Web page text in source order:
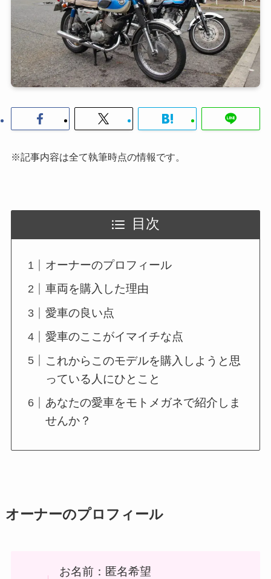
※記事内容は全て執筆時点の情報です。
目次
オーナーのプロフィール
車両を購入した理由
愛車の良い点
愛車のここがイマイチな点
これからこのモデルを購入しようと思
っている人にひとこと
あなたの愛車をモトメガネで紹介しま
せんか？
オーナーのプロフィール
お名前：匿名希望